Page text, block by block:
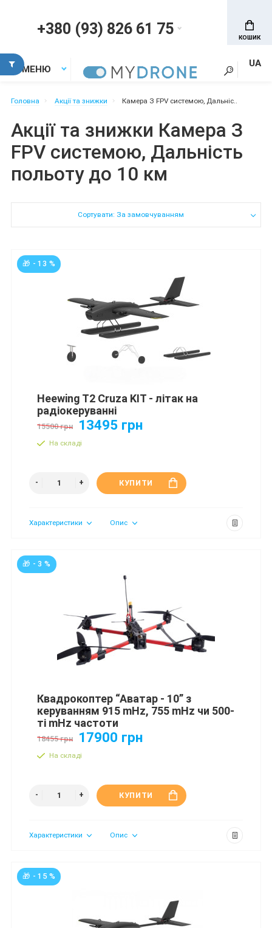
+380 (93) 826 61 75 КОШИК
МЕНЮ
UA
Головна Акції та знижки Камера З FPV системою, Дальніс..
Акції та знижки Камера З
FPV системою, Дальність
польоту до 10 км
Сортувати: За замовчуванням
🎁 - 13 %
Heewing T2 Cruza KIT - літак на
радіокеруванні
15500 грн 13495 грн
На складі
КУПИТИ
Характеристики Опис
🎁 - 3 %
Квадрокоптер “Аватар - 10” з
керуванням 915 mHz, 755 mHz чи 500-
ті mHz частоти
18455 грн 17900 грн
На складі
КУПИТИ
Характеристики Опис
🎁 - 15 %